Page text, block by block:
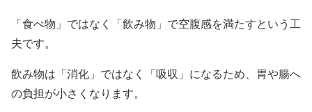
「食べ物」ではなく「飲み物」で空腹感を満たすという工
夫です。
飲み物は「消化」ではなく「吸収」になるため、胃や腸へ
の負担が小さくなります。